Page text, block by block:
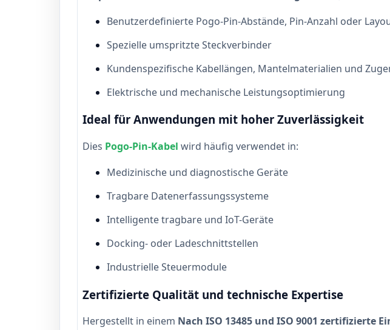
Benutzerdefinierte Pogo-Pin-Abstände, Pin-Anzahl oder
Spezielle umspritzte Steckverbinder
Kundenspezifische Kabellängen, Mantelmaterialien und
Elektrische und mechanische Leistungsoptimierung
Ideal für Anwendungen mit hoher Zuverlässigkeit
Dies Pogo-Pin-Kabel wird häufig verwendet in:
Medizinische und diagnostische Geräte
Tragbare Datenerfassungssysteme
Intelligente tragbare und IoT-Geräte
Docking- oder Ladeschnittstellen
Industrielle Steuermodule
Zertifizierte Qualität und technische Expertise
Hergestellt in einem Nach ISO 13485 und ISO 9001 zertifizierte